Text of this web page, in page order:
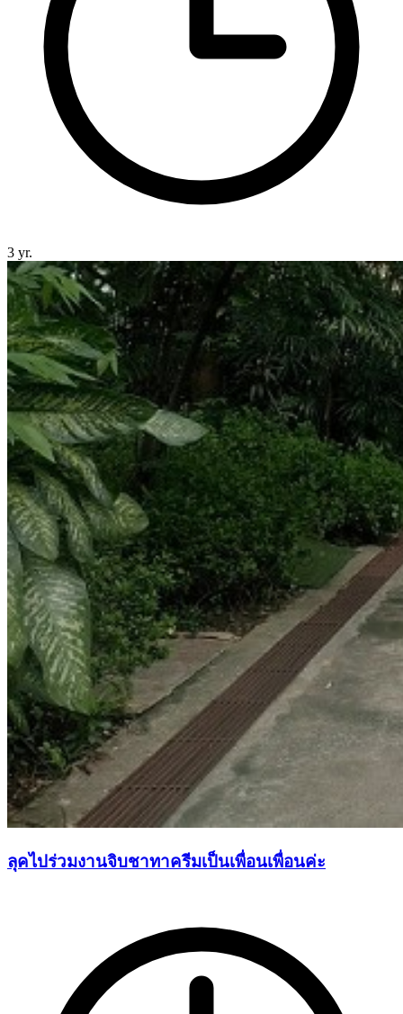
3 yr.
ลุคไปร่วมงานจิบชาทาครีมเป็นเพื่อนเพื่อนค่ะ